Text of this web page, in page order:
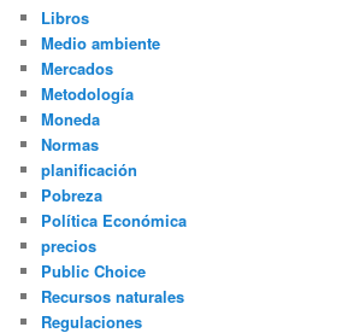
Libros
Medio ambiente
Mercados
Metodología
Moneda
Normas
planificación
Pobreza
Política Económica
precios
Public Choice
Recursos naturales
Regulaciones